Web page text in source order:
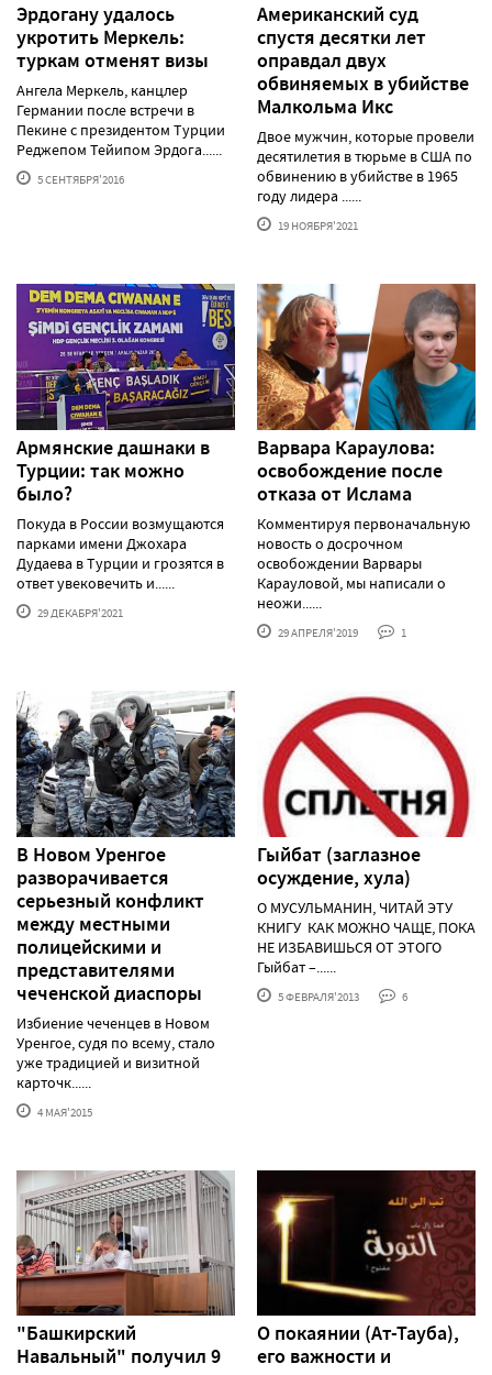
Эрдогану удалось
укротить Меркель:
туркам отменят визы
Ангела Меркель, канцлер
Германии после встречи в
Пекине с президентом Турции
Реджепом Тейипом Эрдога......
5 СЕНТЯБРЯ'2016
Американский суд
спустя десятки лет
оправдал двух
обвиняемых в убийстве
Малкольма Икс
Двое мужчин, которые провели
десятилетия в тюрьме в США по
обвинению в убийстве в 1965
году лидера ......
19 НОЯБРЯ'2021
Армянские дашнаки в
Турции: так можно
было?
Покуда в России возмущаются
парками имени Джохара
Дудаева в Турции и грозятся в
ответ увековечить и......
29 ДЕКАБРЯ'2021
Варвара Караулова:
освобождение после
отказа от Ислама
Комментируя первоначальную
новость о досрочном
освобождении Варвары
Карауловой, мы написали о
неожи......
29 АПРЕЛЯ'2019 1
В Новом Уренгое
разворачивается
серьезный конфликт
между местными
полицейскими и
представителями
чеченской диаспоры
Избиение чеченцев в Новом
Уренгое, судя по всему, стало
уже традицией и визитной
карточк......
4 МАЯ'2015
Гыйбат (заглазное
осуждение, хула)
О МУСУЛЬМАНИН, ЧИТАЙ ЭТУ
КНИГУ КАК МОЖНО ЧАЩЕ, ПОКА
НЕ ИЗБАВИШЬСЯ ОТ ЭТОГО
Гыйбат –......
5 ФЕВРАЛЯ'2013 6
"Башкирский
Навальный" получил 9
О покаянии (Ат-Тауба),
его важности и